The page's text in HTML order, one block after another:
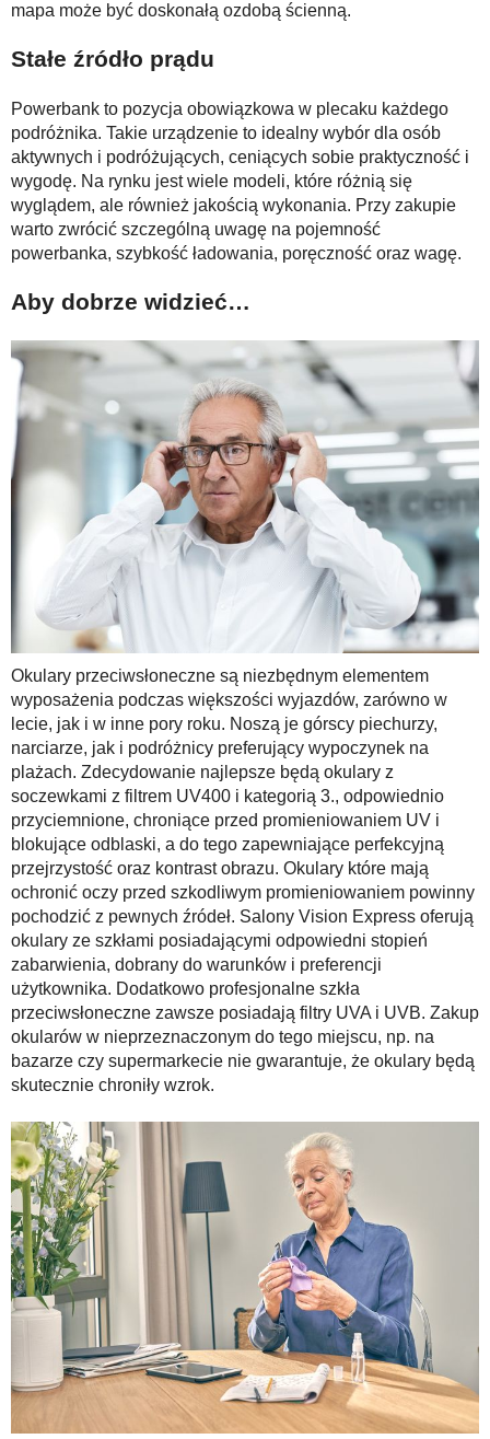
mapa może być doskonałą ozdobą ścienną.
Stałe źródło prądu
Powerbank to pozycja obowiązkowa w plecaku każdego
podróżnika. Takie urządzenie to idealny wybór dla osób
aktywnych i podróżujących, ceniących sobie praktyczność i
wygodę. Na rynku jest wiele modeli, które różnią się
wyglądem, ale również jakością wykonania. Przy zakupie
warto zwrócić szczególną uwagę na pojemność
powerbanka, szybkość ładowania, poręczność oraz wagę.
Aby dobrze widzieć…
Okulary przeciwsłoneczne są niezbędnym elementem
wyposażenia podczas większości wyjazdów, zarówno w
lecie, jak i w inne pory roku. Noszą je górscy piechurzy,
narciarze, jak i podróżnicy preferujący wypoczynek na
plażach. Zdecydowanie najlepsze będą okulary z
soczewkami z filtrem UV400 i kategorią 3., odpowiednio
przyciemnione, chroniące przed promieniowaniem UV i
blokujące odblaski, a do tego zapewniające perfekcyjną
przejrzystość oraz kontrast obrazu. Okulary które mają
ochronić oczy przed szkodliwym promieniowaniem powinny
pochodzić z pewnych źródeł. Salony Vision Express oferują
okulary ze szkłami posiadającymi odpowiedni stopień
zabarwienia, dobrany do warunków i preferencji
użytkownika. Dodatkowo profesjonalne szkła
przeciwsłoneczne zawsze posiadają filtry UVA i UVB. Zakup
okularów w nieprzeznaczonym do tego miejscu, np. na
bazarze czy supermarkecie nie gwarantuje, że okulary będą
skutecznie chroniły wzrok.